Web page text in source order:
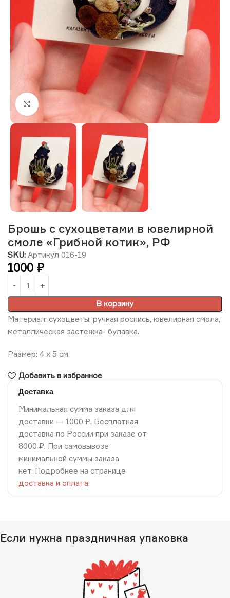
Нажмите, чтобы увеличить изображение
Брошь с сухоцветами в ювелирной
смоле «Грибной котик», РФ
SKU: Артикул 016-19
1000 ₽
В корзину
Материал: сухоцветы, ручная роспись, ювелирная смола,
металлическая застежка- булавка.
Размер: 4 х 5 см.
Добавить в избранное
Доставка
Минимальная сумма заказа для
доставки — 1000 ₽. Бесплатная
доставка по России при заказе от
8000 ₽. При самовывозе
минимальной суммы заказа
нет. Подробнее на странице
доставка и оплата.
Если нужна праздничная упаковка